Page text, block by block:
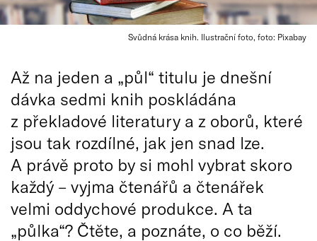
Svůdná krása knih. Ilustrační foto, foto: Pixabay
Až na jeden a „půl“ titulu je dnešní
dávka sedmi knih poskládána
z překladové literatury a z oborů, které
jsou tak rozdílné, jak jen snad lze.
A právě proto by si mohl vybrat skoro
každý – vyjma čtenářů a čtenářek
velmi oddychové produkce. A ta
„půlka“? Čtěte, a poznáte, o co běží.